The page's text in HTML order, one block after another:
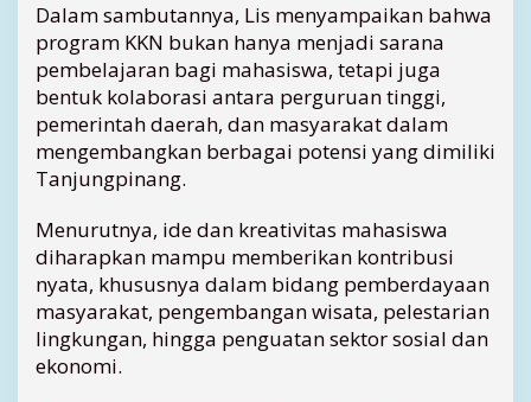
a
r
m
a
n
s
y
D
o
r
o
n
g
Dalam sambutannya, Lis menyampaikan bahwa
program KKN bukan hanya menjadi sarana
pembelajaran bagi mahasiswa, tetapi juga
bentuk kolaborasi antara perguruan tinggi,
pemerintah daerah, dan masyarakat dalam
mengembangkan berbagai potensi yang dimiliki
Tanjungpinang.
Menurutnya, ide dan kreativitas mahasiswa
diharapkan mampu memberikan kontribusi
nyata, khususnya dalam bidang pemberdayaan
masyarakat, pengembangan wisata, pelestarian
lingkungan, hingga penguatan sektor sosial dan
ekonomi.